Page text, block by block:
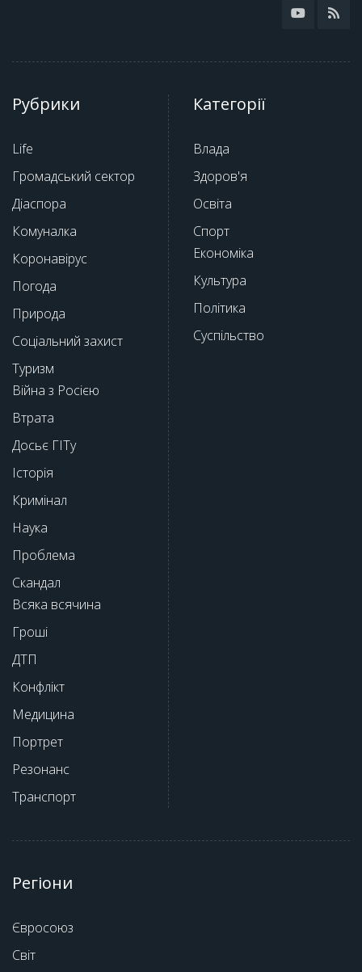
Рубрики
Life
Громадський сектор
Діаспора
Комуналка
Коронавірус
Погода
Природа
Соціальний захист
Туризм
Війна з Росією
Втрата
Досьє ГІТу
Історія
Кримінал
Наука
Проблема
Скандал
Всяка всячина
Гроші
ДТП
Конфлікт
Медицина
Портрет
Резонанс
Транспорт
Категорії
Влада
Здоров'я
Освіта
Спорт
Економіка
Культура
Політика
Суспільство
Регіони
Євросоюз
Світ